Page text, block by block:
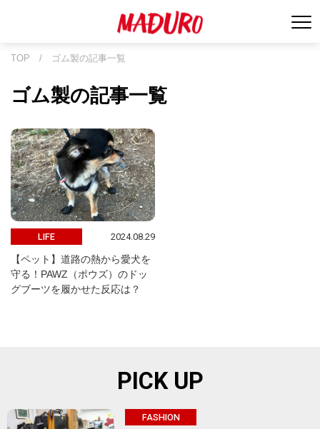
TOP / ゴム製の記事一覧
ゴム製の記事一覧
LIFE 2024.08.29
【ペット】道路の熱から愛犬を
守る！PAWZ（ポウズ）のドッ
グブーツを履かせた反応は？
PICK UP
FASHION